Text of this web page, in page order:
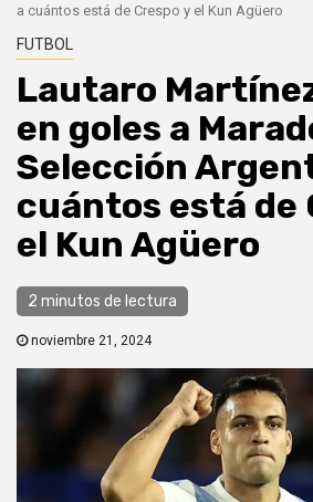
a cuántos está de Crespo y el Kun Agüero
FUTBOL
Lautaro
en goles a
Selección
cuántos está de
el Kun Agüero
2 minutos de lectura
noviembre 21, 2024